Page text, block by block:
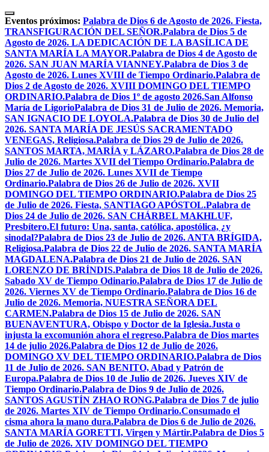
Skip
to
content
Eventos próximos: Palabra de Dios 6 de Agosto de 2026. Fiesta,
TRANSFIGURACIÓN DEL SEÑOR.Palabra de Dios 5 de
Agosto de 2026. LA DEDICACIÓN DE LA BASÍLICA DE
SANTA MARÍA LA MAYOR.Palabra de Dios 4 de Agosto de
2026. SAN JUAN MARÍA VIANNEY.Palabra de Dios 3 de
Agosto de 2026. Lunes XVIII de Tiempo Ordinario.Palabra de
Dios 2 de Agosto de 2026. XVIII DOMINGO DEL TIEMPO
ORDINARIO.Palabra de Dios 1º de agosto 2026.San Alfonso
María de LigorioPalabra de Dios 31 de Julio de 2026. Memoria,
SAN IGNACIO DE LOYOLA.Palabra de Dios 30 de Julio del
2026. SANTA MARÍA DE JESÚS SACRAMENTADO
VENEGAS, Religiosa.Palabra de Dios 29 de Julio de 2026.
SANTOS MARTA, MARÍA y LÁZARO.Palabra de Dios 28 de
Julio de 2026. Martes XVII del Tiempo Ordinario.Palabra de
Dios 27 de Julio de 2026. Lunes XVII de Tiempo
Ordinario.Palabra de Dios 26 de Julio de 2026. XVII
DOMINGO DEL TIEMPO ORDINARIO.Palabra de Dios 25
de Julio de 2026. Fiesta, SANTIAGO APÓSTOL.Palabra de
Dios 24 de Julio de 2026. SAN CHÁRBEL MAKHLUF,
Presbítero.El futuro: Una, santa, católica, apostólica, ¿y
sinodal?Palabra de Dios 23 de Julio de 2026. ANTA BRÍGIDA,
Religiosa.Palabra de Dios 22 de Julio de 2026. SANTA MARÍA
MAGDALENA.Palabra de Dios 21 de Julio de 2026. SAN
LORENZO DE BRÍNDIS.Palabra de Dios 18 de Julio de 2026.
Sabado XV de Tiempo Odinario.Palabra de Dios 17 de Julio de
2026. Viernes XV de Tiempo Ordinario.Palabra de Dios 16 de
Julio de 2026. Memoria, NUESTRA SEÑORA DEL
CARMEN.Palabra de Dios 15 de Julio de 2026. SAN
BUENAVENTURA, Obispo y Doctor de la Iglesia.Justa o
injusta la excomunión ahora el regreso.Palabra de Dios martes
14 de julio 2026.Palabra de Dios 12 de Julio de 2026.
DOMINGO XV DEL TIEMPO ORDINARIO.Palabra de Dios
11 de Julio de 2026. SAN BENITO, Abad y Patrón de
Europa.Palabra de Dios 10 de Julio de 2026. Jueves XIV de
Tiempo Ordinario.Palabra de Dios 9 de Julio de 2026.
SANTOS AGUSTÍN ZHAO RONG.Palabra de Dios 7 de julio
de 2026. Martes XIV de Tiempo Ordinario.Consumado el
cisma ahora la mano dura.Palabra de Dios 6 de Julio de 2026.
SANTA MARÍA GORETTI, Virgen y Mártir.Palabra de Dios 5
de Julio de 2026. XIV DOMINGO DEL TIEMPO